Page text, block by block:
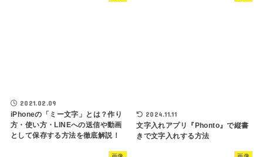
2021.02.09
iPhoneの「ミー文字」とは？作り
方・使い方・LINEへの送信や動画
として保存する方法を徹底解説！
2024.11.11
文字入れアプリ『Phonto』で縦書
きで文字入れする方法